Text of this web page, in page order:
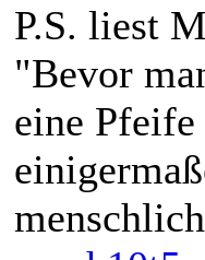
P.S. liest
"Bevor
eine